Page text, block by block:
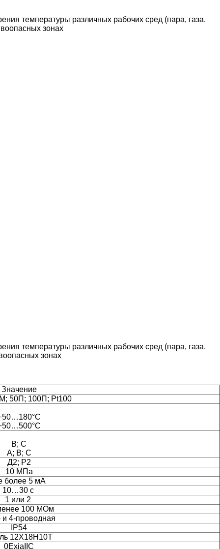
температуры различных рабочих сред (пара, газа,
зонах
температуры различных рабочих сред (пара, газа,
зонах
Значение
50П; 100П; Pt100
В; С
А; В; С
Д2; Р2
10 МПа
более 5 мА
10…30с
1 или 2
100 МОм
и 4-проводная
IP54
12Х18Н10Т
0ExiaIIC